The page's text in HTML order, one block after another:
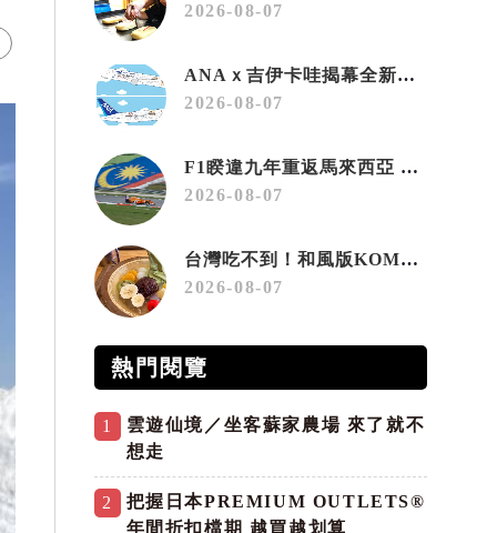
2026-08-07
ANAｘ吉伊卡哇揭幕全新彩繪機「Chiikawa JET」
2026-08-07
F1睽違九年重返馬來西亞 三大國際賽事打造10月運動旅遊熱潮 賽車、自行車、路跑同週登場
2026-08-07
台灣吃不到！和風版KOMEDA咖啡讓你吃遍名古屋在地美食
2026-08-07
熱門閱覽
1
雲遊仙境／坐客蘇家農場 來了就不
想走
2
把握日本PREMIUM OUTLETS®
年間折扣檔期 越買越划算